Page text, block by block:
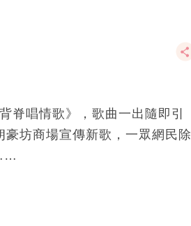
唱情歌》，歌曲一出隨即引
坊商場宣傳新歌，一眾網民除